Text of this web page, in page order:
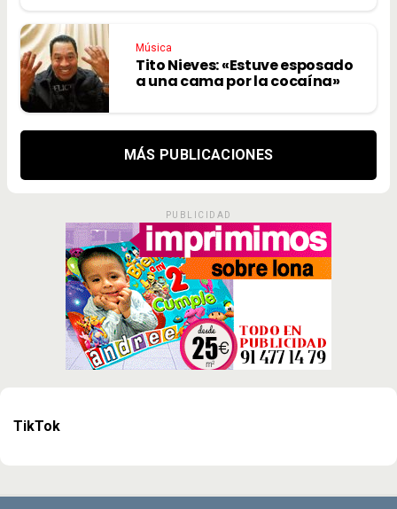
Música
Tito Nieves: «Estuve esposado
a una cama por la cocaína»
MÁS PUBLICACIONES
PUBLICIDAD
TikTok